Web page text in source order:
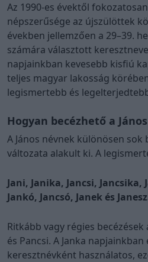
Az 1990-es évektől
népszerűsége az újszülöttek
években jellemzően a 29–39.
számára választott
napjainkban kevesebb kisfiú
teljes magyar lakosság
legismertebb és
Hogyan becézhető a
A János névnek különösen sok
változata alakult ki. A
Jani, Janika, Jancsi, Jancsika,
Jankó, Jancsó, Janek és
Ritkább vagy régies becézések
és Pancsi. A Janka
keresztnévként használatos,